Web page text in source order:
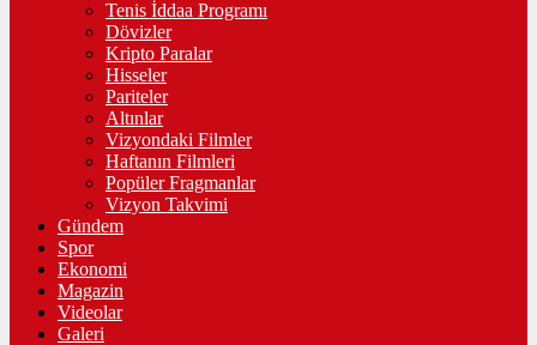
Tenis İddaa Programı
Dövizler
Kripto Paralar
Hisseler
Pariteler
Altınlar
Vizyondaki Filmler
Haftanın Filmleri
Popüler Fragmanlar
Vizyon Takvimi
Gündem
Spor
Ekonomi
Magazin
Videolar
Galeri